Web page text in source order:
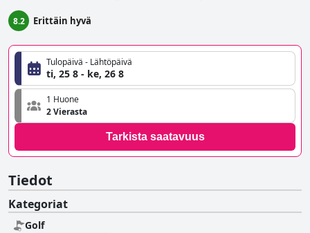
8.2 Erittäin hyvä
Tulopäivä - Lähtöpäivä
ti, 25 8 - ke, 26 8
1 Huone
2 Vierasta
Tarkista saatavuus
Tiedot
Kategoriat
Golf